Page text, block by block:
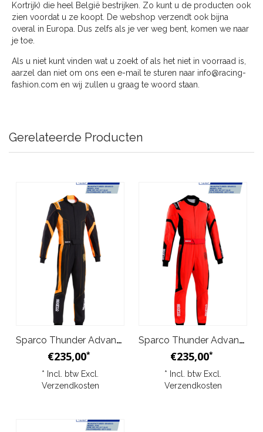
Kortrijk) die heel België bestrijken. Zo kunt u de producten ook
zien voordat u ze koopt. De webshop verzendt ook bijna
overal in Europa. Dus zelfs als je ver weg bent, komen we naar
je toe.
Als u niet kunt vinden wat u zoekt of als het niet in voorraad is,
aarzel dan niet om ons een e-mail te sturen naar info@racing-
fashion.com en wij zullen u graag te woord staan.
Gerelateerde Producten
Sparco Thunder Advanced Overall Zwart Oranje
€235,00*
* Incl. btw Excl.
Verzendkosten
Sparco Thunder Advanced Overall Rood Zwart
€235,00*
* Incl. btw Excl.
Verzendkosten